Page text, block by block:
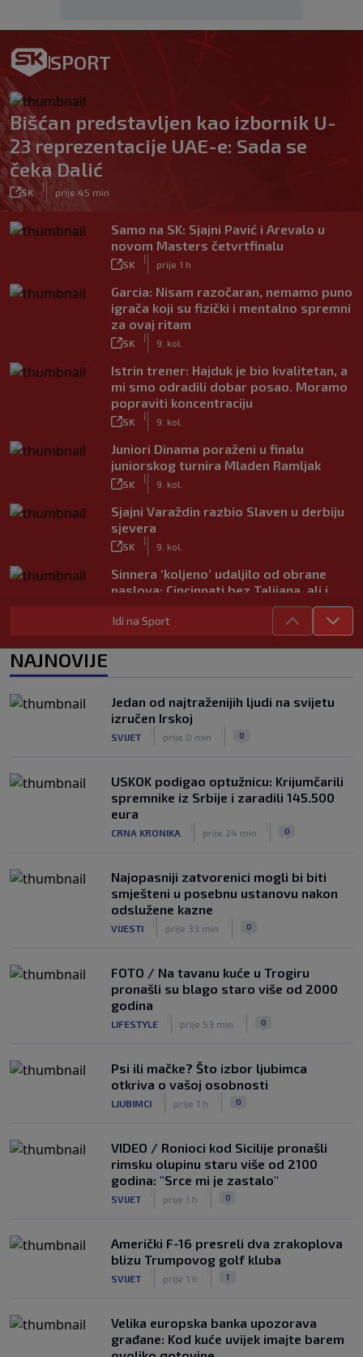
SPORT
Bišćan predstavljen kao izbornik U-
23 reprezentacije UAE-e: Sada se
čeka Dalić
SK
|
prije 45 min
Samo na SK: Sjajni Pavić i Arevalo u
novom Masters četvrtfinalu
SK
|
prije 1 h
Garcia: Nisam razočaran, nemamo puno
igrača koji su fizički i mentalno spremni
za ovaj ritam
SK
|
9. kol.
Istrin trener: Hajduk je bio kvalitetan, a
mi smo odradili dobar posao. Moramo
popraviti koncentraciju
SK
|
9. kol.
Juniori Dinama poraženi u finalu
juniorskog turnira Mladen Ramljak
SK
|
9. kol.
Sjajni Varaždin razbio Slaven u derbiju
sjevera
SK
|
9. kol.
Sinnera ‘koljeno’ udaljilo od obrane
naslova: Cincinnati bez Talijana, ali i
SK
|
9. kol.
Monaco preokrenuo Redse, Liverpool i
SK 9. kol.
Šutalo definitivno na prodaju, Ajax ga
daje ‘ispod cijene’
Idi na Sport
NAJNOVIJE
Jedan od najtraženijih ljudi na svijetu
izručen Irskoj
SVIJET prije 0 min 0
USKOK podigao optužnicu: Krijumčarili
spremnike iz Srbije i zaradili 145.500
eura
CRNA KRONIKA prije 24 min 0
Najopasniji zatvorenici mogli bi biti
smješteni u posebnu ustanovu nakon
odslužene kazne
VIJESTI prije 33 min 0
FOTO / Na tavanu kuće u Trogiru
pronašli su blago staro više od 2000
godina
LIFESTYLE prije 53 min 0
Psi ili mačke? Što izbor ljubimca
otkriva o vašoj osobnosti
LJUBIMCI prije 1 h 0
VIDEO / Ronioci kod Sicilije pronašli
rimsku olupinu staru više od 2100
godina: "Srce mi je zastalo"
SVIJET prije 1 h 0
Američki F-16 presreli dva zrakoplova
blizu Trumpovog golf kluba
SVIJET prije 1 h 1
Velika europska banka upozorava
građane: Kod kuće uvijek imajte barem